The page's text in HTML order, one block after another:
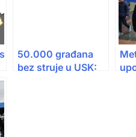
50.000 građana
bez struje u USK: